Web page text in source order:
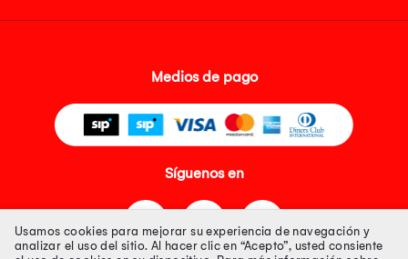
Medios de pago
Síguenos en
Usamos cookies para mejorar su experiencia de navegación y
analizar el uso del sitio. Al hacer clic en “Acepto”, usted consiente